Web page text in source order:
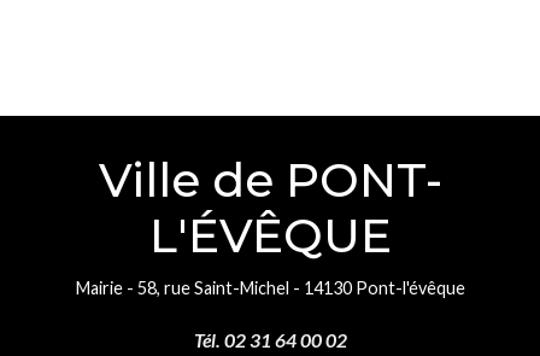
Ville de PONT-
L'ÉVÊQUE
Mairie - 58, rue Saint-Michel - 14130 Pont-l'évêque
Tél. 02 31 64 00 02